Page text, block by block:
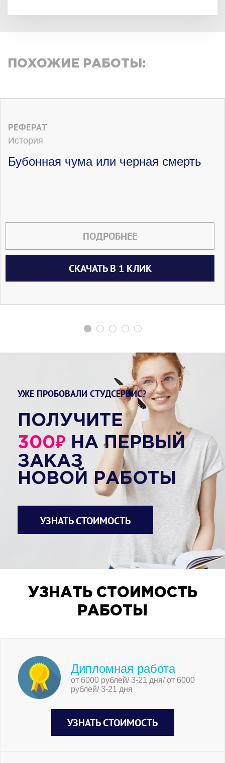
ПОХОЖИЕ РАБОТЫ:
РЕФЕРАТ
История
Бубонная чума или черная смерть
ПОДРОБНЕЕ
СКАЧАТЬ В 1 КЛИК
УЖЕ ПРОБОВАЛИ СТУДСЕРВИС?
ПОЛУЧИТЕ
300₽ НА ПЕРВЫЙ
ЗАКАЗ
НОВОЙ РАБОТЫ
УЗНАТЬ СТОИМОСТЬ
УЗНАТЬ СТОИМОСТЬ
РАБОТЫ
Дипломная работа
от 6000 рублей/ 3-21 дня/ от 6000
рублей/ 3-21 дня
УЗНАТЬ СТОИМОСТЬ